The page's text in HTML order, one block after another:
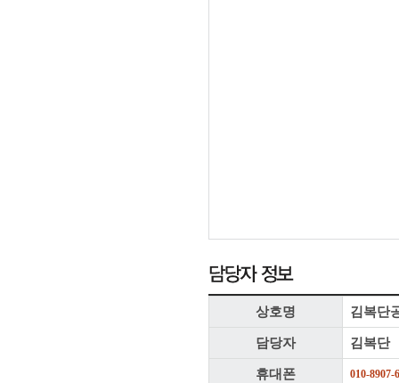
상호명 김복단
담당자 김복단
휴대폰 010-8907-